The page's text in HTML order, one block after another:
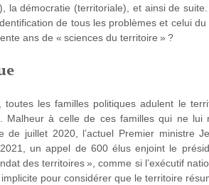
la démocratie (territoriale), et ainsi de
de tous les problèmes et celui
ans de « sciences du territoire » ?
toutes les familles politiques adulent le
Malheur à celle de ces familles qui ne
de juillet 2020, l’actuel Premier
un appel de 600 élus enjoint le
des territoires », comme si l’exécutif
pour considérer que le territoire